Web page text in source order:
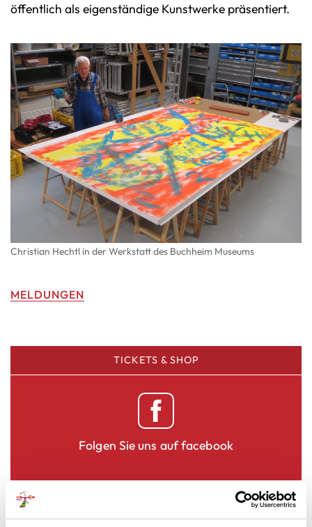
öffentlich als eigenständige Kunstwerke präsentiert.
Christian Hechtl in der Werkstatt des Buchheim Museums
MELDUNGEN
TICKETS & SHOP
Folgen Sie uns auf facebook